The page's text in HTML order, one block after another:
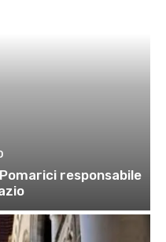
responsabile